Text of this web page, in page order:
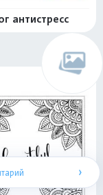
антистресс
›